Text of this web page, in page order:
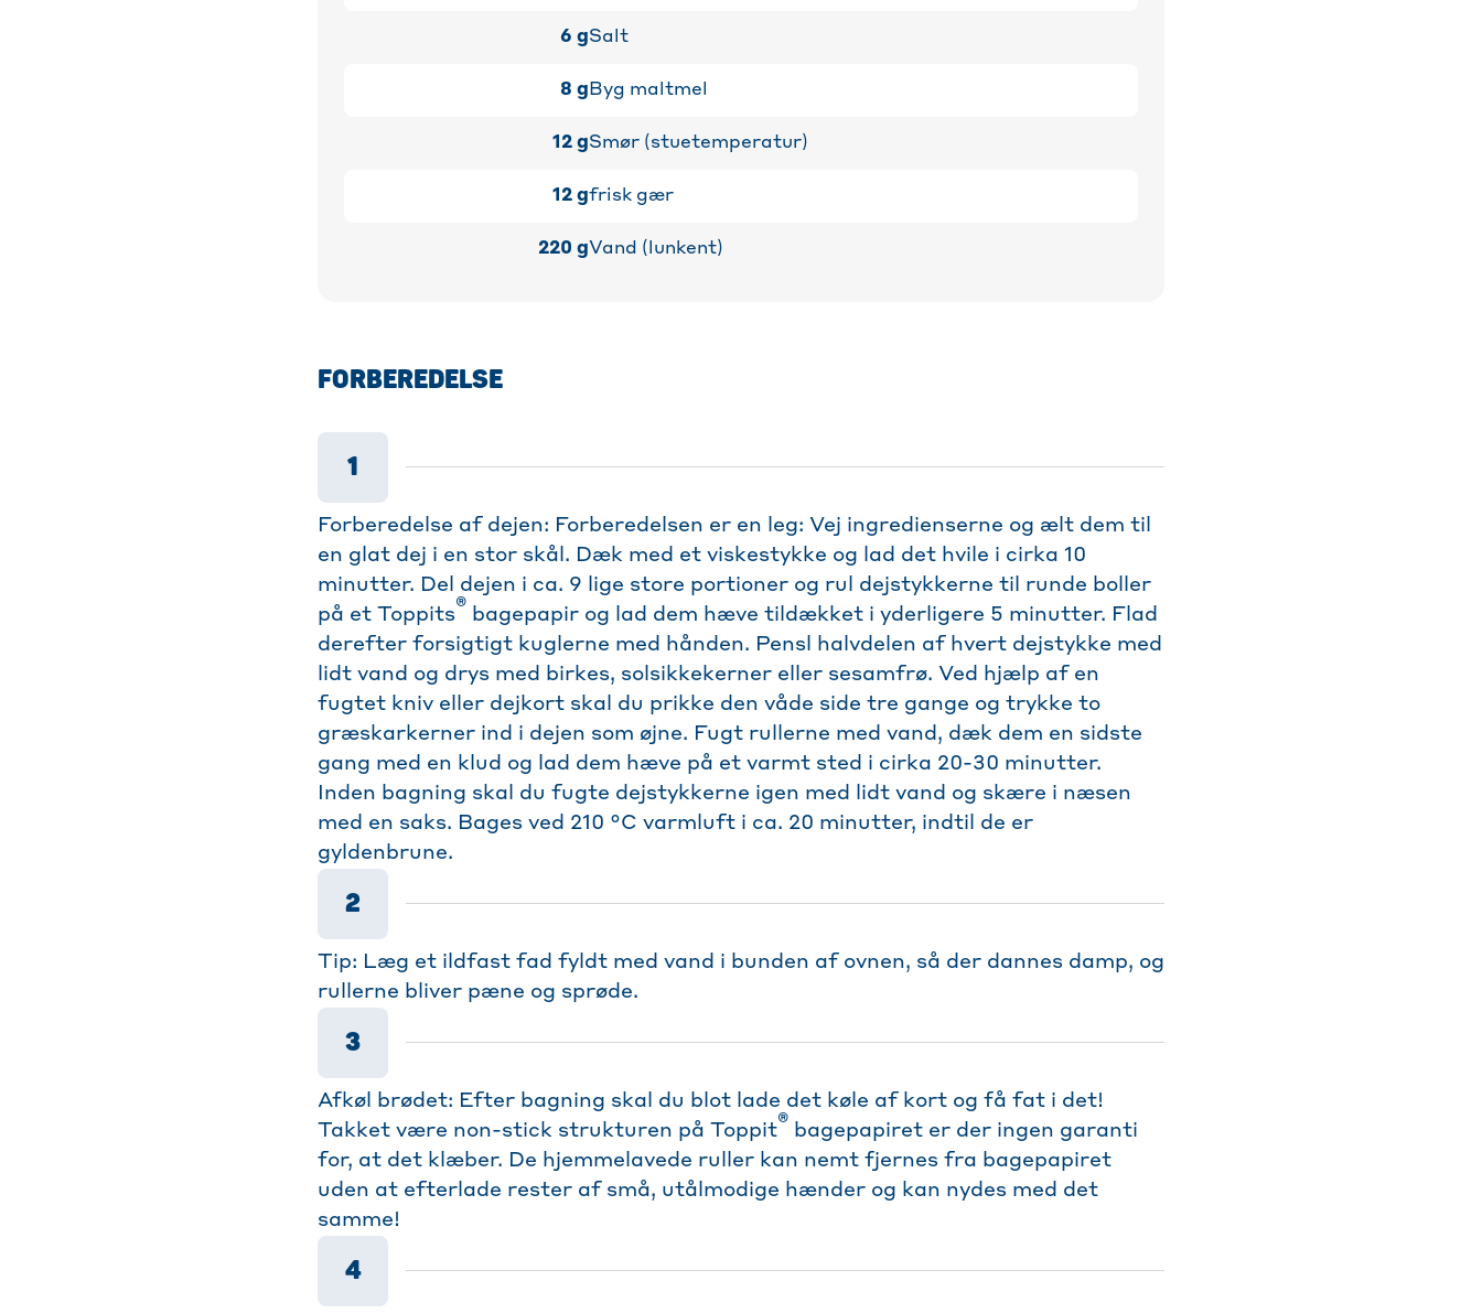
6 gSalt
8 g Byg maltmel
12 gSmør (stuetemperatur)
12 gfrisk gær
220 gVand (lunkent)
FORBEREDELSE
1
Forberedelse af dejen: Forberedelsen er en leg: Vej ingredienserne og ælt dem til
en glat dej i en stor skål. Dæk med et viskestykke og lad det hvile i cirka 10
minutter. Del dejen i ca. 9 lige store portioner og rul dejstykkerne til runde boller
på et Toppits® bagepapir og lad dem hæve tildækket i yderligere 5 minutter. Flad
derefter forsigtigt kuglerne med hånden. Pensl halvdelen af hvert dejstykke med
lidt vand og drys med birkes, solsikkekerner eller sesamfrø. Ved hjælp af en
fugtet kniv eller dejkort skal du prikke den våde side tre gange og trykke to
græskarkerner ind i dejen som øjne. Fugt rullerne med vand, dæk dem en sidste
gang med en klud og lad dem hæve på et varmt sted i cirka 20-30 minutter.
Inden bagning skal du fugte dejstykkerne igen med lidt vand og skære i næsen
med en saks. Bages ved 210 °C varmluft i ca. 20 minutter, indtil de er
gyldenbrune.
2
Tip: Læg et ildfast fad fyldt med vand i bunden af ovnen, så der dannes damp, og
rullerne bliver pæne og sprøde.
3
Afkøl brødet: Efter bagning skal du blot lade det køle af kort og få fat i det!
Takket være non-stick strukturen på Toppit® bagepapiret er der ingen garanti
for, at det klæber. De hjemmelavede ruller kan nemt fjernes fra bagepapiret
uden at efterlade rester af små, utålmodige hænder og kan nydes med det
samme!
4